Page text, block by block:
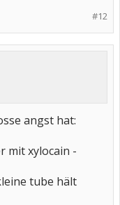
#12
angst hat:
mit xylocain -
tube hält